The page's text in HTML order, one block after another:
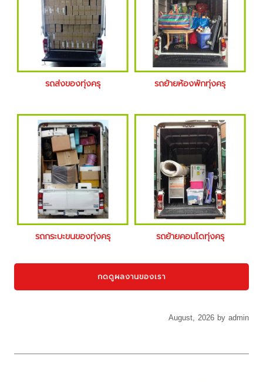
รถส่งของทุ่งครุ รถย้ายห้องพักทุ่งครุ
รถกระบะขนของทุ่งครุ รถย้ายคอนโดทุ่งครุ
กดดูผลงานของเรา
August, 2026 by admin